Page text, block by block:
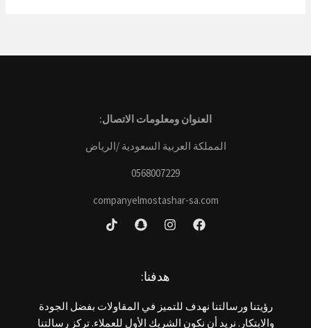
العنوان ومعلومات الاتصال:
المملكة العربية السعودية /الرياض
0568007229
companyelmostashar-sa.com
هدفنا:
رؤيتنا ورسالتنا نهدف للتميز في المقاولات بفضل الجودة
والابتكار. نريد أن نكون الشريك الأول للعملاء. تركز رسالتنا